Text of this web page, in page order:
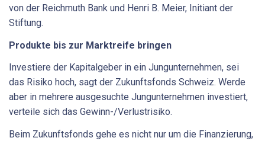
von der Reichmuth Bank und Henri B. Meier, Initiant der
Stiftung.
Produkte bis zur Marktreife bringen
Investiere der Kapitalgeber in ein Jungunternehmen, sei
das Risiko hoch, sagt der Zukunftsfonds Schweiz. Werde
aber in mehrere ausgesuchte Jungunternehmen investiert,
verteile sich das Gewinn-/Verlustrisiko.
Beim Zukunftsfonds gehe es nicht nur um die Finanzierung,